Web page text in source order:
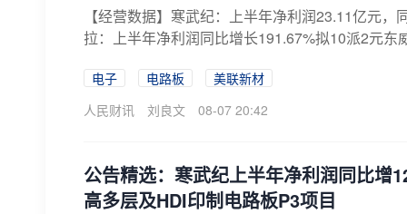
【经营数据】寒武纪：上半年净利润23.11亿元
拉：上半年净利润同比增长191.67%拟10派2元东
电子 电路板
美联新材
人民财讯
刘良文 08-07 20:42
公告精选：寒武纪上半年净利润同比增
高多层及HDI印制电路板P3项目